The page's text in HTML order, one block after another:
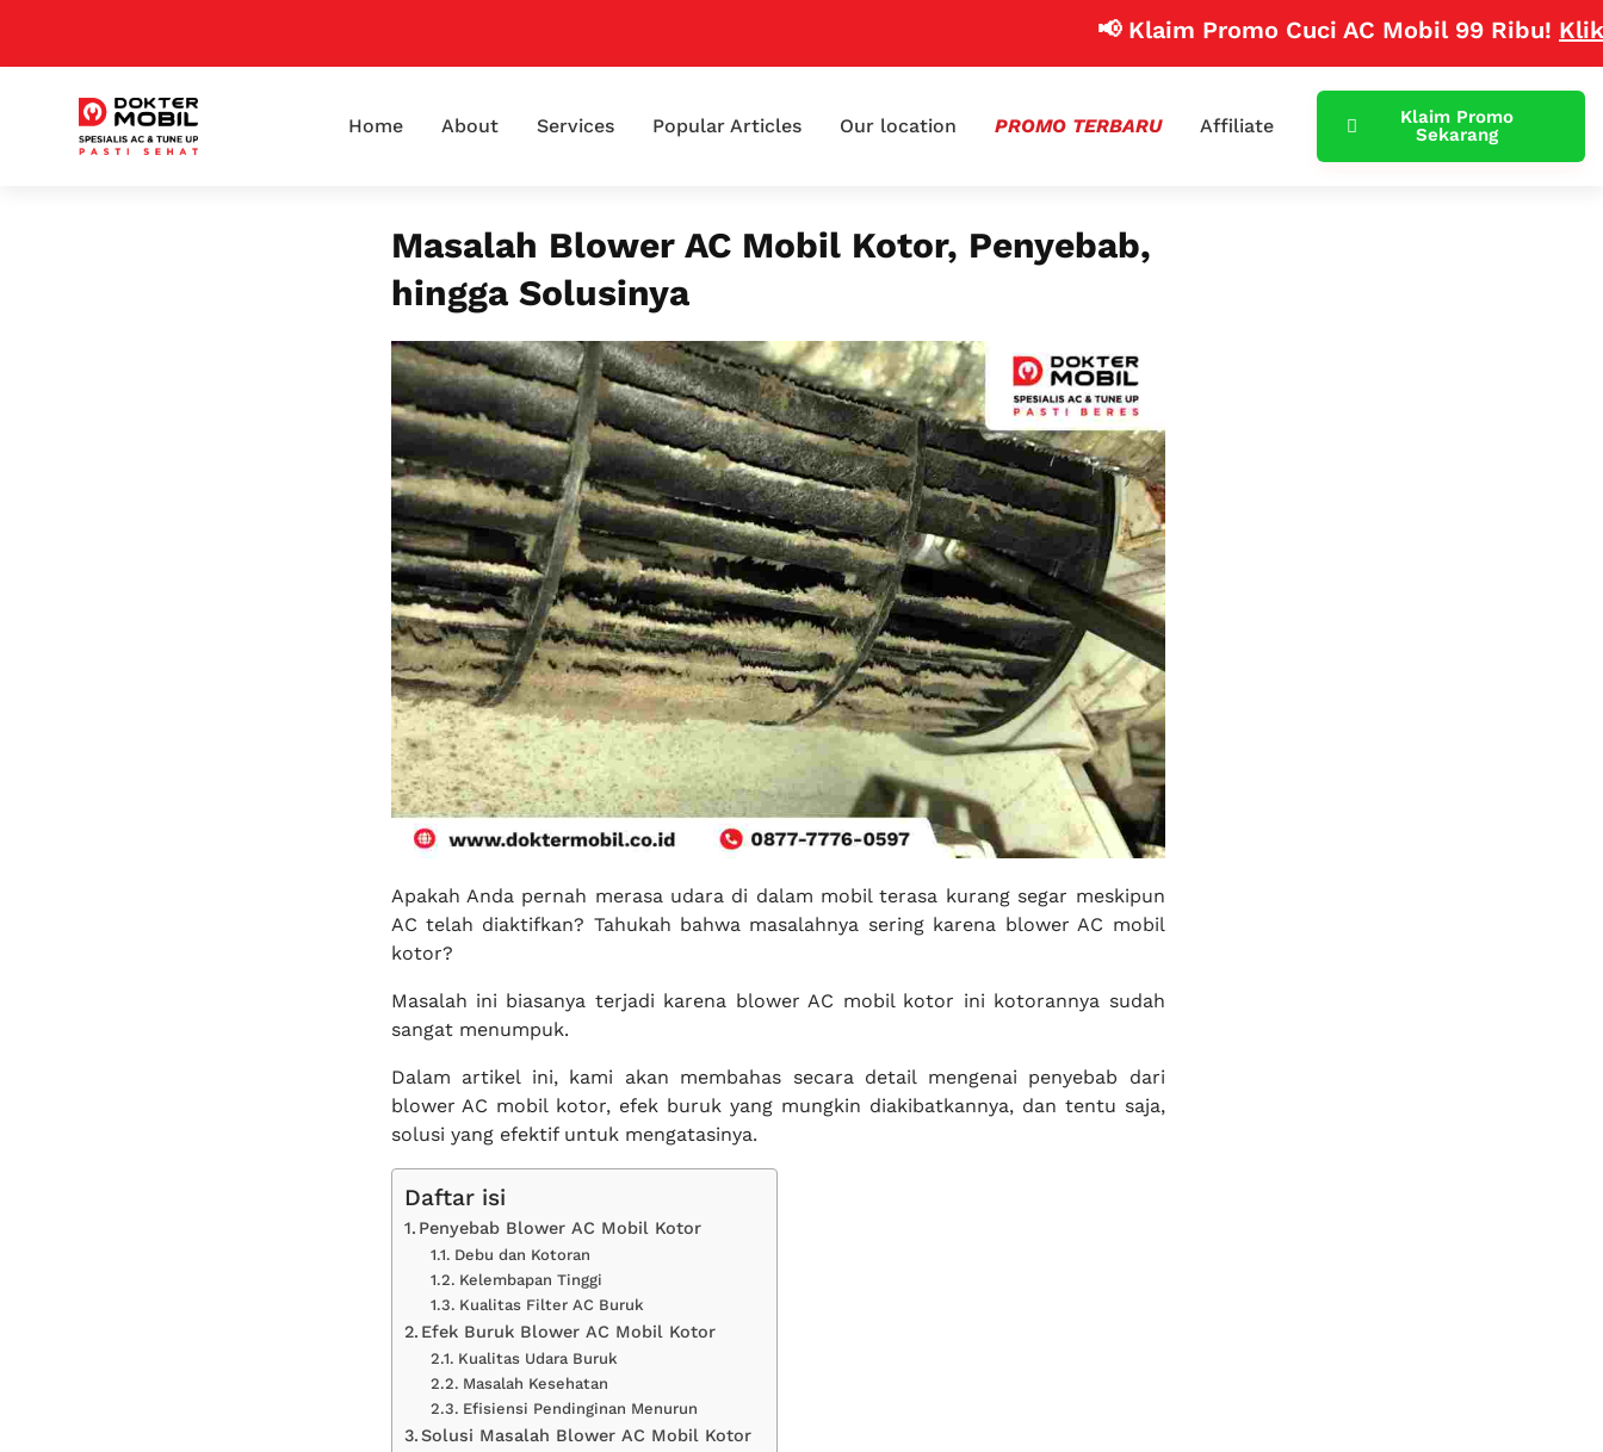
📢 Klaim Promo Cuci AC Mobil 99 Ribu!Klik Disini
Home About Services Popular Articles Our location PROMO TERBARU Affiliate
Klaim Promo
Sekarang
Masalah Blower AC Mobil Kotor, Penyebab,
hingga Solusinya
Apakah Anda pernah merasa udara di dalam mobil terasa kurang segar meskipun
AC telah diaktifkan? Tahukah bahwa masalahnya sering karena blower AC mobil
kotor?
Masalah ini biasanya terjadi karena blower AC mobil kotor ini kotorannya sudah
sangat menumpuk.
Dalam artikel ini, kami akan membahas secara detail mengenai penyebab dari
blower AC mobil kotor, efek buruk yang mungkin diakibatkannya, dan tentu saja,
solusi yang efektif untuk mengatasinya.
Daftar isi
Penyebab Blower AC Mobil Kotor
Debu dan Kotoran
Kelembapan Tinggi
Kualitas Filter AC Buruk
Efek Buruk Blower AC Mobil Kotor
Kualitas Udara Buruk
Masalah Kesehatan
Efisiensi Pendinginan Menurun
Solusi Masalah Blower AC Mobil Kotor